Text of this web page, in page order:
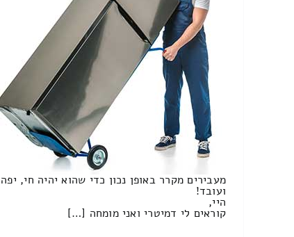
מעבירים מקרר באופן נכון כדי שהוא יהיה חי, יפה
ועובד!
היי,
קוראים לי דמיטרי ואני מומחה […]